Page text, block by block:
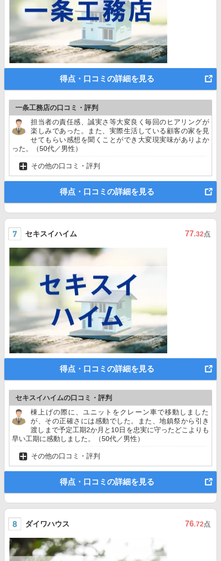
得点・口コミの詳細を見る
一条工務店の口コミ・評判
担当者の責任感、誠実さ等大変良く毎回のヒアリングが
楽しみであった。また、実際生活している顧客の家を見
せてもらい感想を聞くことができ大変現実味がありよか
った。（50代／男性）
その他の口コミ・評判
得点・口コミの詳細を見る
セキスイハイム 77.32点
得点・口コミの詳細を見る
セキスイハイムの口コミ・評判
棟上げの際に、ユニットをクレーン車で移動しました
が、その正確さには感動でした。また、地鎮祭から引き
渡しまで予定工期2か月と10日を忠実に守ったどこよりも
早い工期に感動しました。（50代／男性）
その他の口コミ・評判
得点・口コミの詳細を見る
ダイワハウス 76.72点